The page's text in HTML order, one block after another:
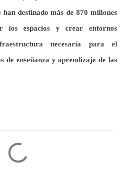
destinado más de 870 millones
los espacios y crear entornos
necesaria para el
de enseñanza y aprendizaje de las